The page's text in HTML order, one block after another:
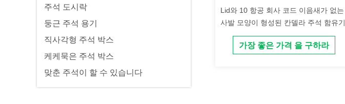
주석 도시락
둥근 주석 용기
직사각형 주석 박스
케케묵은 주석 박스
맞춘 주석이 할 수 있습니다
Lid와 10 항공 회사 코드 이음새가 없는
사발 모양이 형성된 칸델라 주석 함유기
가장 좋은 가격 을 구하라